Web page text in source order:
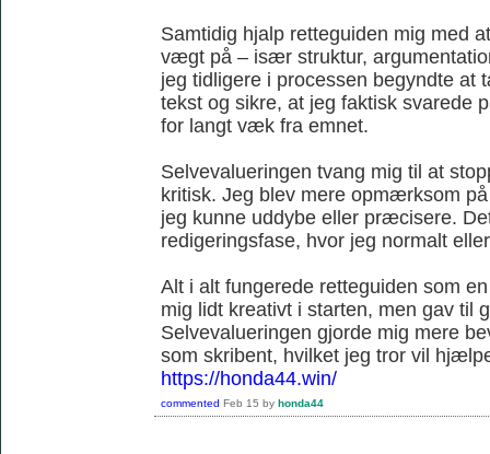
Samtidig hjalp retteguiden mig med
vægt på – især struktur,
jeg tidligere i processen begyndte at
tekst og sikre, at jeg faktisk svarede
for langt væk fra emnet.
Selvevalueringen tvang mig til at
kritisk. Jeg blev mere opmærksom
jeg kunne uddybe eller præcisere.
redigeringsfase, hvor jeg normalt
Alt i alt fungerede retteguiden som
mig lidt kreativt i starten, men gav til
Selvevalueringen gjorde mig mere
som skribent, hvilket jeg tror vil
https://honda44.win/
commented Feb 15 by honda44